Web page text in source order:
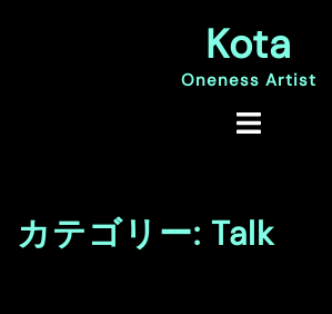
Kota
Oneness Artist
カテゴリー: Talk